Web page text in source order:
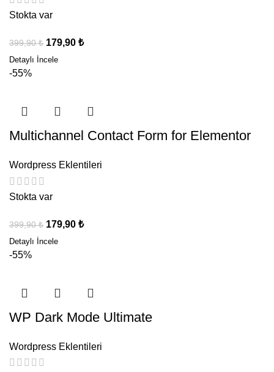
Stokta var
399,90₺ 179,90 ₺
-55%
Multichannel Contact Form for Elementor
Wordpress Eklentileri
Stokta var
399,90₺ 179,90 ₺
-55%
WP Dark Mode Ultimate
Wordpress Eklentileri